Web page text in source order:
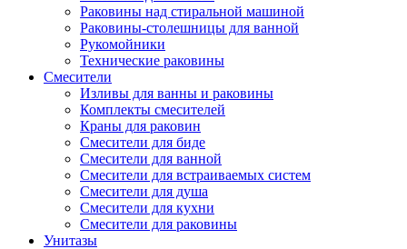
Раковины над стиральной машиной
Раковины-столешницы для ванной
Рукомойники
Технические раковины
Смесители
Изливы для ванны и раковины
Комплекты смесителей
Краны для раковин
Смесители для биде
Смесители для ванной
Смесители для встраиваемых систем
Смесители для душа
Смесители для кухни
Смесители для раковины
Унитазы